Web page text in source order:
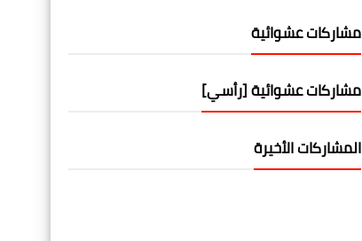
مشاركات عشوائية
مشاركات عشوائية [رأسي]
المشاركات الأخيرة